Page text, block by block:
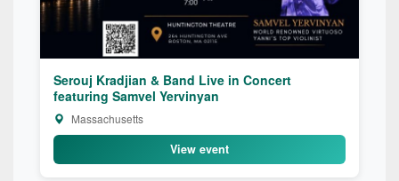
Serouj Kradjian & Band Live in Concert
featuring Samvel Yervinyan
Massachusetts
View event